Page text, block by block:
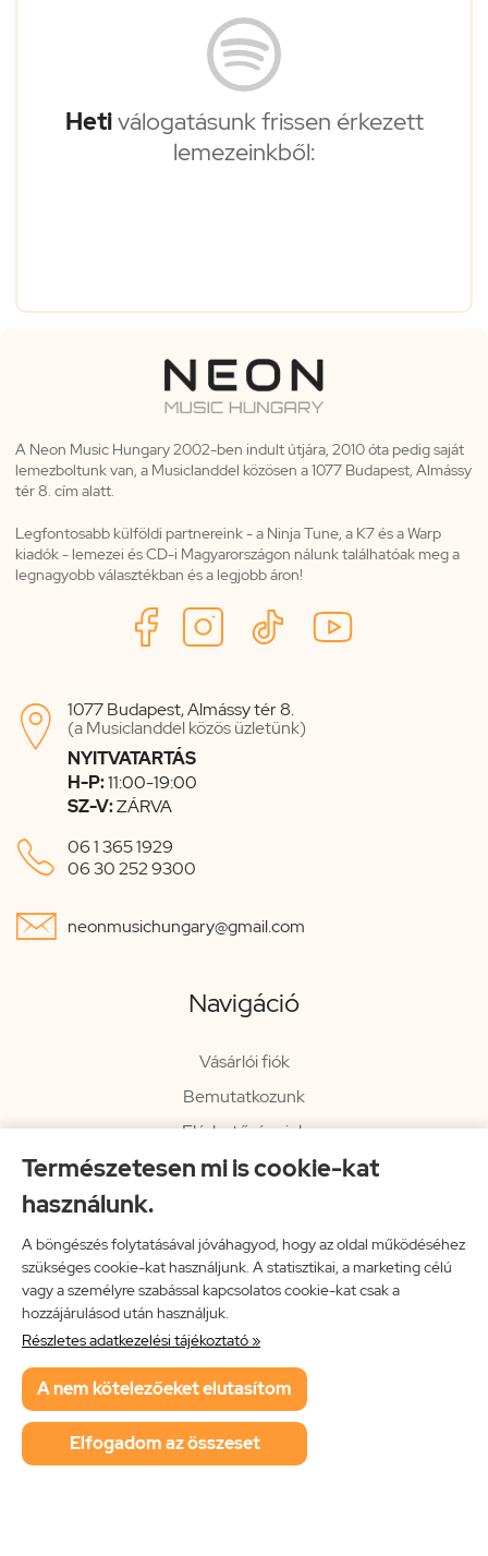
Természetesen mi is cookie-kat
használunk.
A böngészés folytatásával jóváhagyod, hogy az oldal működéséhez
szükséges cookie-kat használjunk. A statisztikai, a marketing célú
vagy a személyre szabással kapcsolatos cookie-kat csak a
hozzájárulásod után használjuk.
Részletes adatkezelési tájékoztató »
A nem kötelezőeket elutasítom
Elfogadom az összeset
Hetiválogatásunk frissen érkezett
lemezeinkből:
A Neon Music Hungary 2002-ben indult útjára, 2010 óta pedig saját
lemezboltunk van, a Musiclanddel közösen a 1077 Budapest, Almássy
tér 8. cím alatt.
Legfontosabb külföldi partnereink - a Ninja Tune, a K7 és a Warp
kiadók - lemezei és CD-i Magyarországon nálunk találhatóak meg a
legnagyobb választékban és a legjobb áron!

1077 Budapest, Almássy tér 8.
(a Musiclanddel közös üzletünk)
NYITVATARTÁS
H-P:11:00-19:00
SZ-V:ZÁRVA
 06 1 365 1929
06 30 252 9300
 neonmusichungary@gmail.com
Navigáció
Vásárlói fiók
Bemutatkozunk
Elérhetőségeink
Hírlevél
Impresszum
Vissza a főoldalra
Neon Music Hungary Bt.
ÁSZF
Adatkezelési tájékoztató